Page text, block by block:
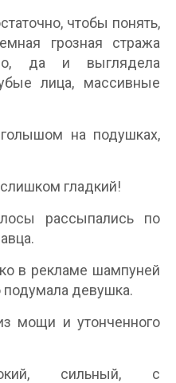
чтобы понять,
грозная стража
да и выглядела
лица, массивные
на подушках,
гладкий!
рассыпались по
в рекламе шампуней
подумала девушка.
мощи и утонченного
сильный, с